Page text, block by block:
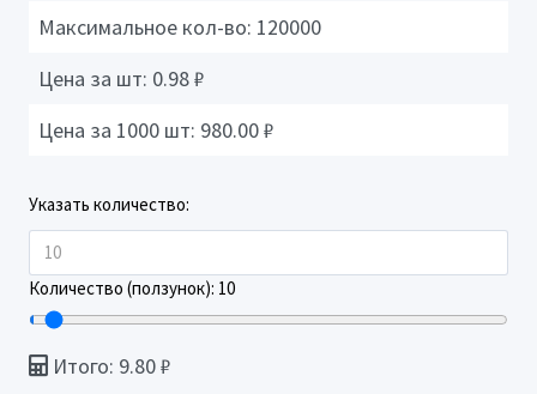
Максимальное кол-во: 120000
Цена за шт: 0.98₽
Цена за 1000 шт: 980.00₽
Указать количество:
Количество (ползунок): 10
Итого: 9.80₽